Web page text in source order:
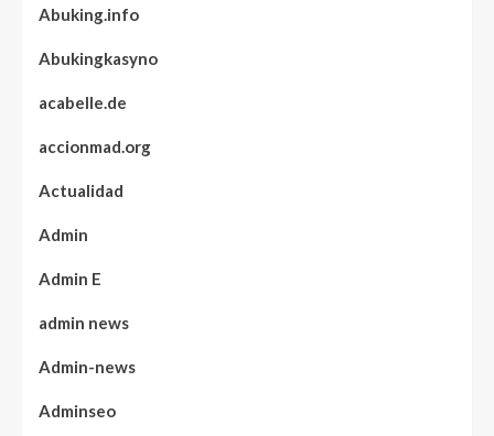
Abuking.info
Abukingkasyno
acabelle.de
accionmad.org
Actualidad
Admin
Admin E
admin news
Admin-news
Adminseo